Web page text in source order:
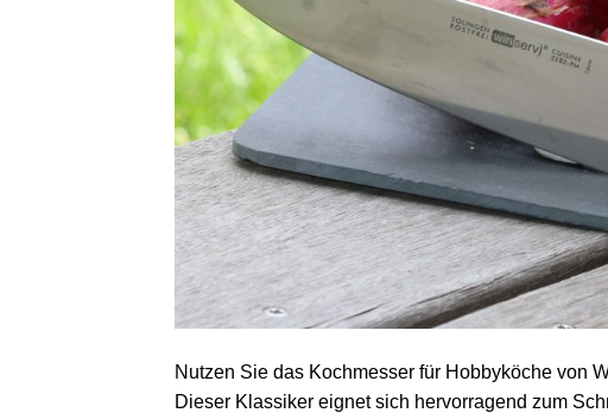
Nutzen Sie das Kochmesser für Hobbyköche von
Dieser Klassiker eignet sich hervorragend zum